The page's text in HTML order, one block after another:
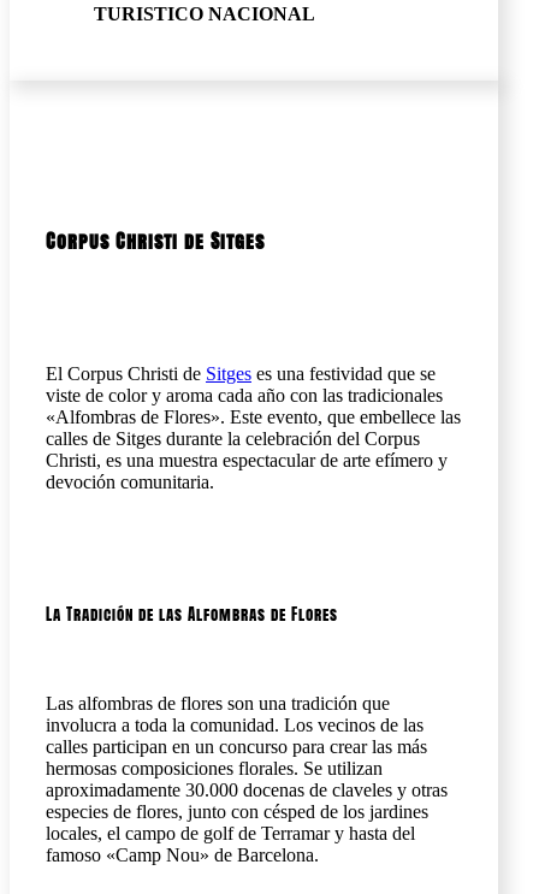
TURISTICO NACIONAL
Corpus Christi de Sitges
El Corpus Christi de Sitges es una festividad que se
viste de color y aroma cada año con las tradicionales
«Alfombras de Flores». Este evento, que embellece las
calles de Sitges durante la celebración del Corpus
Christi, es una muestra espectacular de arte efímero y
devoción comunitaria.
La Tradición de las Alfombras de Flores
Las alfombras de flores son una tradición que
involucra a toda la comunidad. Los vecinos de las
calles participan en un concurso para crear las más
hermosas composiciones florales. Se utilizan
aproximadamente 30.000 docenas de claveles y otras
especies de flores, junto con césped de los jardines
locales, el campo de golf de Terramar y hasta del
famoso «Camp Nou» de Barcelona.